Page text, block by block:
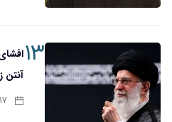
۱۳
آنتن